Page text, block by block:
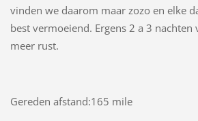
vinden we daarom maar zozo en elke
best vermoeiend. Ergens 2 a 3
meer rust.
Gereden afstand:165 mile